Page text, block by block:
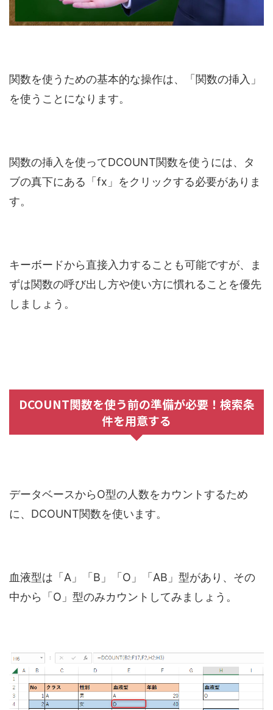
関数を使うための基本的な操作は、「関数の挿入」
を使うことになります。
関数の挿入を使ってDCOUNT関数を使うには、タ
ブの真下にある「fx」をクリックする必要がありま
す。
キーボードから直接入力することも可能ですが、ま
ずは関数の呼び出し方や使い方に慣れることを優先
しましょう。
DCOUNT関数を使う前の準備が必要！検索条
件を用意する
データベースからO型の人数をカウントするため
に、DCOUNT関数を使います。
血液型は「A」「B」「O」「AB」型があり、その
中から「O」型のみカウントしてみましょう。